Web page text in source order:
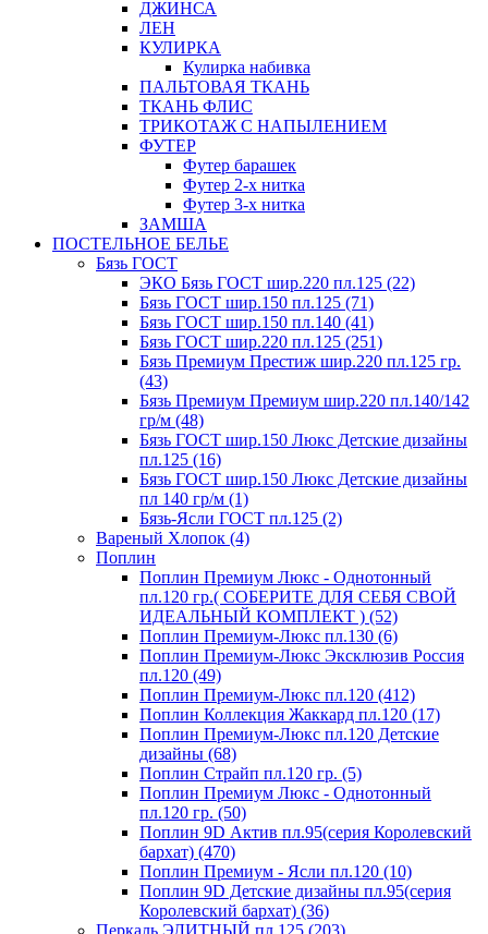
ДЖИНСА
ЛЕН
КУЛИРКА
Кулирка набивка
ПАЛЬТОВАЯ ТКАНЬ
ТКАНЬ ФЛИС
ТРИКОТАЖ С НАПЫЛЕНИЕМ
ФУТЕР
Футер барашек
Футер 2-х нитка
Футер 3-х нитка
ЗАМША
ПОСТЕЛЬНОЕ БЕЛЬЕ
Бязь ГОСТ
ЭКО Бязь ГОСТ шир.220 пл.125 (22)
Бязь ГОСТ шир.150 пл.125 (71)
Бязь ГОСТ шир.150 пл.140 (41)
Бязь ГОСТ шир.220 пл.125 (251)
Бязь Премиум Престиж шир.220 пл.125 гр.
(43)
Бязь Премиум Премиум шир.220 пл.140/142
гр/м (48)
Бязь ГОСТ шир.150 Люкс Детские дизайны
пл.125 (16)
Бязь ГОСТ шир.150 Люкс Детские дизайны
пл 140 гр/м (1)
Бязь-Ясли ГОСТ пл.125 (2)
Вареный Хлопок (4)
Поплин
Поплин Премиум Люкс - Однотонный
пл.120 гр.( СОБЕРИТЕ ДЛЯ СЕБЯ СВОЙ
ИДЕАЛЬНЫЙ КОМПЛЕКТ ) (52)
Поплин Премиум-Люкс пл.130 (6)
Поплин Премиум-Люкс Эксклюзив Россия
пл.120 (49)
Поплин Премиум-Люкс пл.120 (412)
Поплин Коллекция Жаккард пл.120 (17)
Поплин Премиум-Люкс пл.120 Детские
дизайны (68)
Поплин Страйп пл.120 гр. (5)
Поплин Премиум Люкс - Однотонный
пл.120 гр. (50)
Поплин 9D Актив пл.95(серия Королевский
бархат) (470)
Поплин Премиум - Ясли пл.120 (10)
Поплин 9D Детские дизайны пл.95(серия
Королевский бархат) (36)
Перкаль ЭЛИТНЫЙ пл.125 (203)